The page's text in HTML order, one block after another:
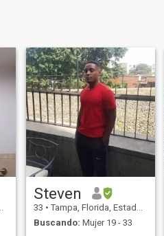
Steven
33 • Tampa, Florida, Estados Unidos
Buscando: Mujer 19 - 33